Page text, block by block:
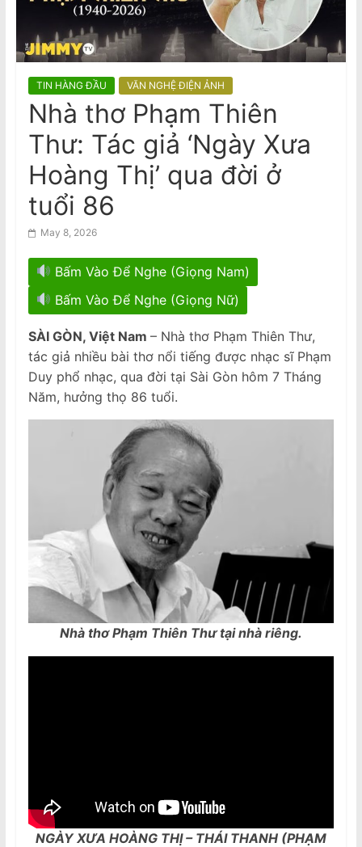
a
m
s
e
N
e
w
s
p
p
e
r
2026 Census Is Compulsory: $364
Daily Fine for Failure to Complete,
$3640 Penalty for False Information
TIN HÀNG ĐẦU VĂN NGHỆ ĐIỆN ẢNH
Nhà thơ Phạm Thiên
Thư: Tác giả ‘Ngày Xưa
Hoàng Thị’ qua đời ở
tuổi 86
May 8, 2026
Bấm Vào Để Nghe (Giọng Nam)
Bấm Vào Để Nghe (Giọng Nữ)
SÀI GÒN, Việt Nam – Nhà thơ Phạm Thiên Thư,
tác giả nhiều bài thơ nổi tiếng được nhạc sĩ Phạm
Duy phổ nhạc, qua đời tại Sài Gòn hôm 7 Tháng
Năm, hưởng thọ 86 tuổi.
Nhà thơ Phạm Thiên Thư tại nhà riêng.
NGÀY XƯA HOÀNG THỊ – THÁI THANH (PHẠM